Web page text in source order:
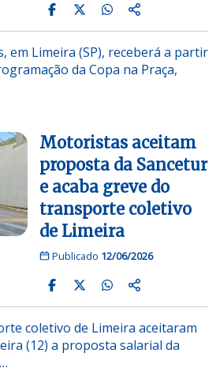
em Limeira (SP), receberá a partir
da Copa na Praça,
Motoristas aceitam
proposta da Sancetur
e acaba greve do
transporte coletivo
de Limeira
Publicado 12/06/2026
coletivo de Limeira aceitaram
(12) a proposta salarial da